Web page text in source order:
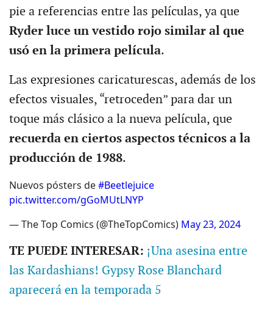
pie a referencias entre las películas, ya que
Ryder luce un vestido rojo similar al que
usó en la primera película.
Las expresiones caricaturescas, además de los
efectos visuales, “retroceden” para dar un
toque más clásico a la nueva película, que
recuerda en ciertos aspectos técnicos a la
producción de 1988.
Nuevos pósters de#Beetlejuice
pic.twitter.com/gGoMUtLNYP
— The Top Comics (@TheTopComics) May 23, 2024
TE PUEDE INTERESAR: ¡Una asesina entre
las Kardashians! Gypsy Rose Blanchard
aparecerá en la temporada 5